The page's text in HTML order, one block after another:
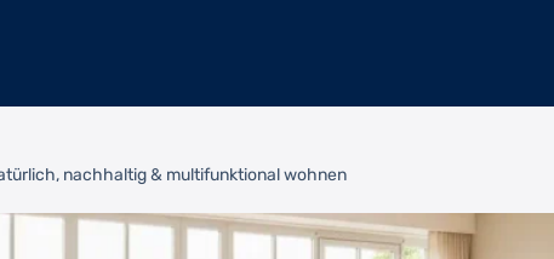
nachhaltig & multifunktional wohnen